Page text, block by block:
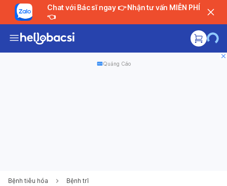
Chat với Bác sĩ ngay 👉 Nhận tư vấn MIỄN PHÍ
👈
Quảng Cáo
Bệnh tiêu hóa Bệnh trĩ